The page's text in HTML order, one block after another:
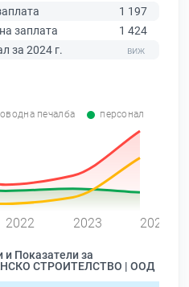
1 197
заплата
1 424
за 2024 г.
печалба персонал
2022 2023 2024
Показатели за
СТРОИТЕЛСТВО | ООД